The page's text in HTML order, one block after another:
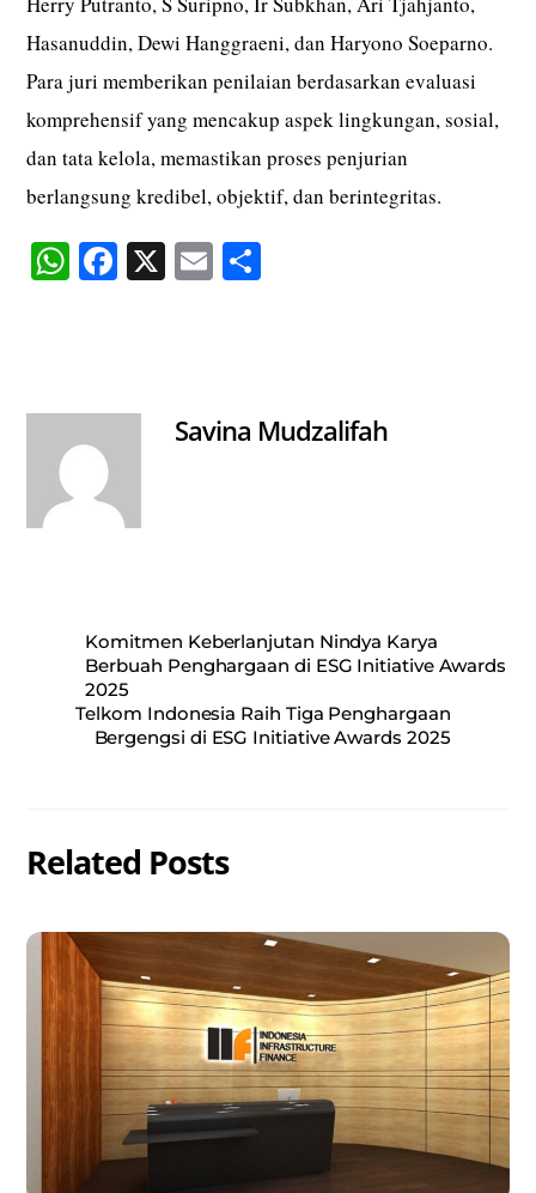
Hasanuddin, Dewi Hanggraeni, dan Haryono Soeparno.
Para juri memberikan penilaian berdasarkan evaluasi
komprehensif yang mencakup aspek lingkungan, sosial,
dan tata kelola, memastikan proses penjurian
berlangsung kredibel, objektif, dan berintegritas.
W
pp
Fa X E
Savina Mudzalifah
Komitmen Keberlanjutan Nindya Karya
Berbuah Penghargaan di ESG Initiative Awards
2025
Telkom Indonesia Raih Tiga Penghargaan
Bergengsi di ESG Initiative Awards 2025
Related Posts